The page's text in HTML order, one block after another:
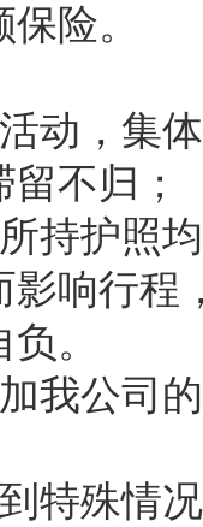
险。
动，集
不归；
持护照
影响行程
。
我公司
特殊情